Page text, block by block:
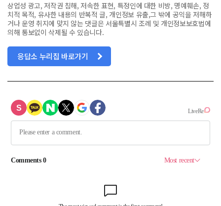
상업성 광고, 저작권 침해, 저속한 표현, 특정인에 대한 비방, 명예훼손, 정
치적 목적, 유사한 내용의 반복적 글, 개인정보 유출,그 밖에 공익을 저해하
거나 운영 취지에 맞지 않는 댓글은 서울특별시 조례 및 개인정보보호법에
의해 통보없이 삭제될 수 있습니다.
응답소 누리집 바로가기